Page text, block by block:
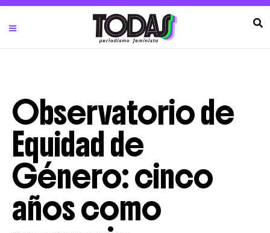
Observatorio de
Equidad de
Género: cinco
años como